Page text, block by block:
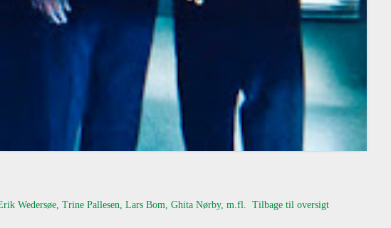
Wedersøe, Trine Pallesen, Lars Bom, Ghita Nørby, m.fl. Tilbage til oversigt